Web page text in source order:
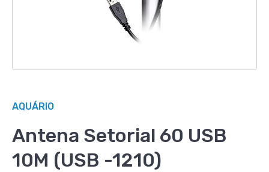
AQUÁRIO
Antena Setorial 60 USB
10M (USB -1210)